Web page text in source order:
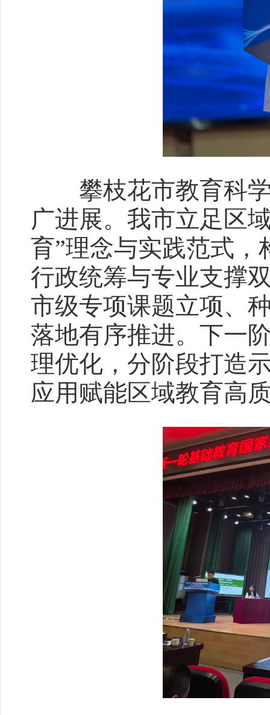
攀枝花市教育科学
广进展。我市立足区
育”理念与实践范式，
行政统筹与专业支撑
市级专项课题立项、
落地有序推进。下一
理优化，分阶段打造
应用赋能区域教育高